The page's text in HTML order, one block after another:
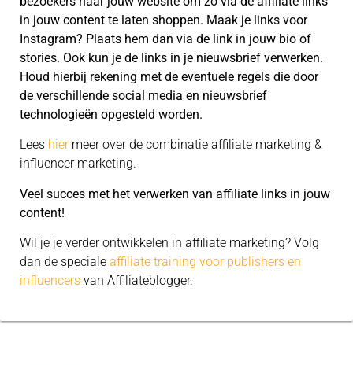
in jouw content te laten shoppen. Maak je links voor
Instagram? Plaats hem dan via de link in jouw bio of
stories. Ook kun je de links in je nieuwsbrief verwerken.
Houd hierbij rekening met de eventuele regels die door
de verschillende social media en nieuwsbrief
technologieën opgesteld worden.
Lees hiermeer over de combinatie affiliate marketing &
influencer marketing.
Veel succes met het verwerken van affiliate links in jouw
content!
Wil je je verder ontwikkelen in affiliate marketing? Volg
dan de speciale affiliate training voor publishers en
influencers van Affiliateblogger.